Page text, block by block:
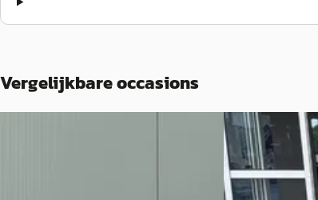
Vergelijkbare occasions
Nieuw binnen
A
Jeep
Unlimited 4xe